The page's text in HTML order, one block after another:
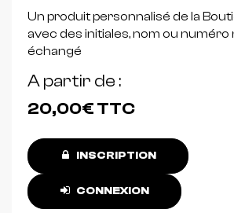
Un produit personnalisé de la
avec des initiales, nom ou
échangé
A partir de
20,00€TTC
INSCRIPTION
CONNEXION